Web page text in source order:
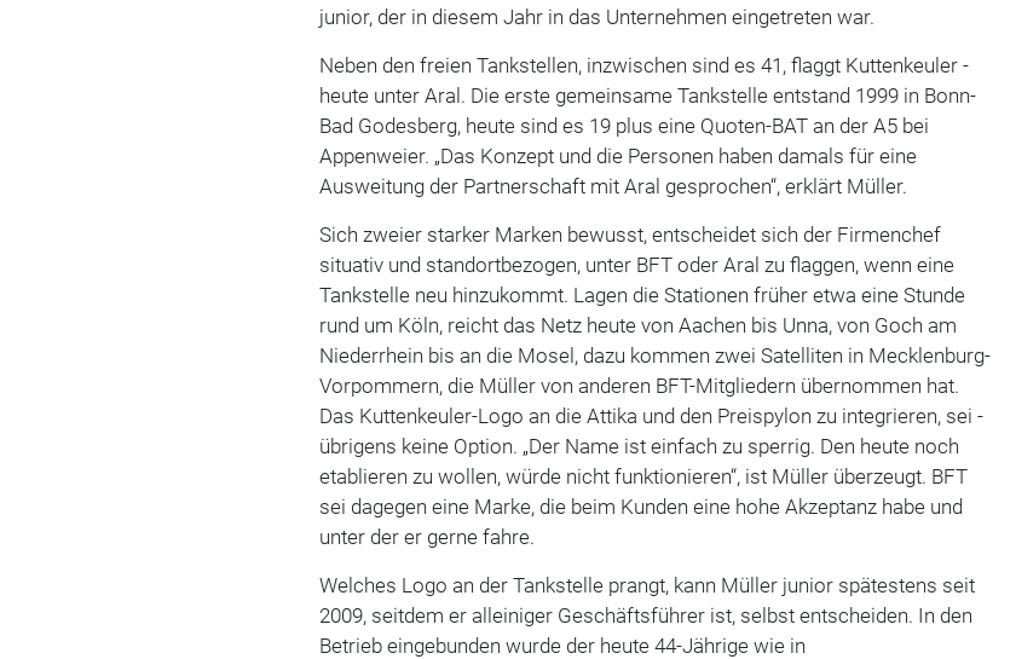
junior, der in diesem Jahr in das Unternehmen eingetreten war.
Neben den freien Tankstellen, inzwischen sind es 41, flaggt Kuttenkeuler ­
heute unter Aral. Die erste gemeinsame Tankstelle entstand 1999 in Bonn-
Bad Godesberg, heute sind es 19 plus eine Quoten-BAT an der A5 bei
Appenweier. „Das Konzept und die Personen haben damals für eine
Ausweitung der Partnerschaft mit Aral gesprochen“, erklärt Müller.
Sich zweier starker Marken bewusst, entscheidet sich der Firmenchef
situativ und standortbezogen, unter BFT oder Aral zu flaggen, wenn eine
Tankstelle neu hinzukommt. Lagen die Stationen früher etwa eine Stunde
rund um Köln, reicht das Netz heute von Aachen bis Unna, von Goch am
Niederrhein bis an die Mosel, dazu kommen zwei Satelliten in Mecklenburg-
Vorpommern, die Müller von anderen BFT-Mitgliedern übernommen hat.
Das Kuttenkeuler-Logo an die Attika und den Preispylon zu integrieren, sei ­
übrigens keine Option. „Der Name ist einfach zu sperrig. Den heute noch
etablieren zu wollen, würde nicht funktionieren“, ist Müller überzeugt. BFT
sei dagegen eine Marke, die beim Kunden eine hohe Akzeptanz habe und
unter der er gerne ­fahre.
Welches Logo an der Tankstelle prangt, kann Müller junior spätestens seit
2009, seitdem er alleiniger Geschäftsführer ist, selbst entscheiden. In den
Betrieb eingebunden wurde der heute 44-Jährige wie in